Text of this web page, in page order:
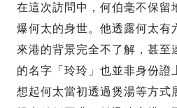
在這次訪問中，何伯毫不保留
爆何太的身世。他透露何太有
來港的背景完全不了解，甚至
的名字「玲玲」也並非身份證
想起何太當初透過煲湯等方式